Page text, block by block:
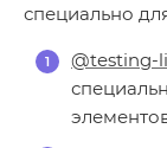
специально
@testing-